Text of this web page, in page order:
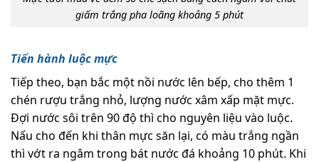
giấm trắng pha loãng khoảng 5 phút
Tiến hành luộc mực
Tiếp theo, bạn bắc một nồi nước lên bếp, cho thêm 1
chén rượu trắng nhỏ, lượng nước xâm xấp mặt mực.
Đợi nước sôi trên 90 độ thì cho nguyên liệu vào luộc.
Nấu cho đến khi thân mực săn lại, có màu trắng ngần
thì vớt ra ngâm trong bát nước đá khoảng 10 phút. Khi